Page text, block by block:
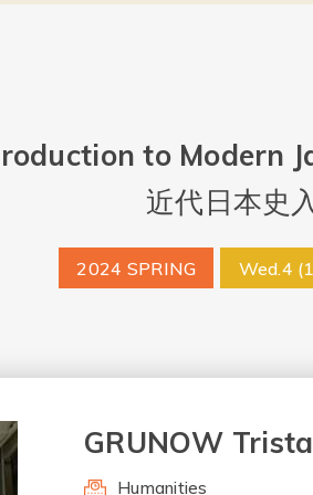
to Modern
近代日本史
2024 SPRING Wed.4
GRUNOW
Humanities